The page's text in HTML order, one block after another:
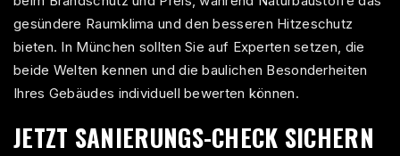
gesündere Raumklima und den besseren Hitzeschutz
bieten. In München sollten Sie auf Experten setzen, die
beide Welten kennen und die baulichen Besonderheiten
Ihres Gebäudes individuell bewerten können.
JETZT SANIERUNGS-CHECK SICHERN